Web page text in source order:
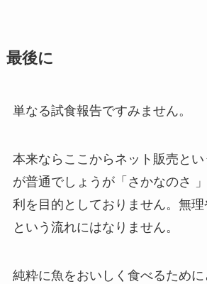
最後に
単なる試食報告ですみません。
本来ならここからネット販売と
が普通でしょうが「さかなのさ
利を目的としておりません。無
という流れにはなりません。
純粋に魚をおいしく食べるため